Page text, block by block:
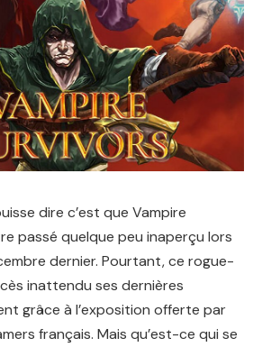
dire c’est que Vampire
passé quelque peu inaperçu lors
dernier. Pourtant, ce rogue-
inattendu ses dernières
grâce à l’exposition offerte par
français. Mais qu’est-ce qui se